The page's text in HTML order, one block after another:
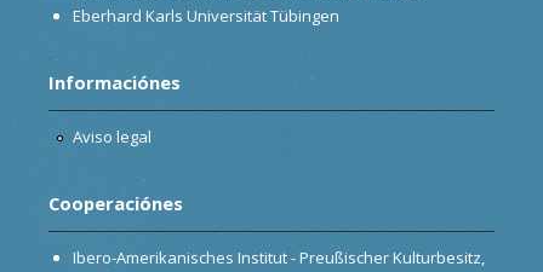
Eberhard Karls Universität Tübingen
Informaciónes
Aviso legal
Cooperaciónes
Ibero-Amerikanisches Institut - Preußischer Kulturbesitz,